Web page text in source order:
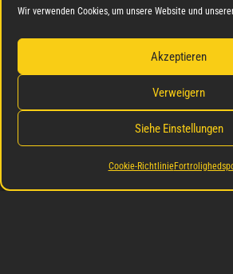
Wir verwenden Cookies, um unsere Website und
Akzeptieren
Verweigern
Siehe Einstellungen
Cookie-Richtlinie